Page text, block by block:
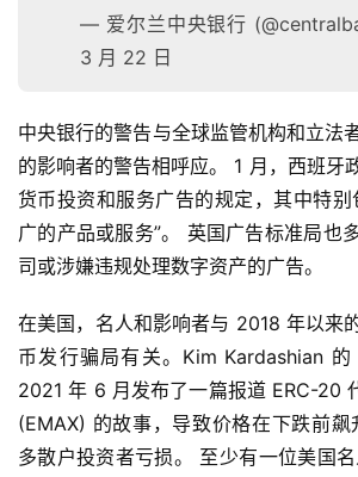
— 爱尔兰中央银行
3 月 22 日
中央银行的警告与全球监管机构和立法
的影响者的警告相呼应。 1 月，西班牙
货币投资和服务广告的规定，其中特别
广的产品或服务”。 英国广告标准局也
司或涉嫌违规处理数字资产的广告。
在美国，名人和影响者与 2018 年以来
币发行骗局有关。Kim Kardashian
2021 年 6 月发布了一篇报道 ERC-20
(EMAX) 的故事，导致价格在下跌前
多散户投资者亏损。 至少有一位美国